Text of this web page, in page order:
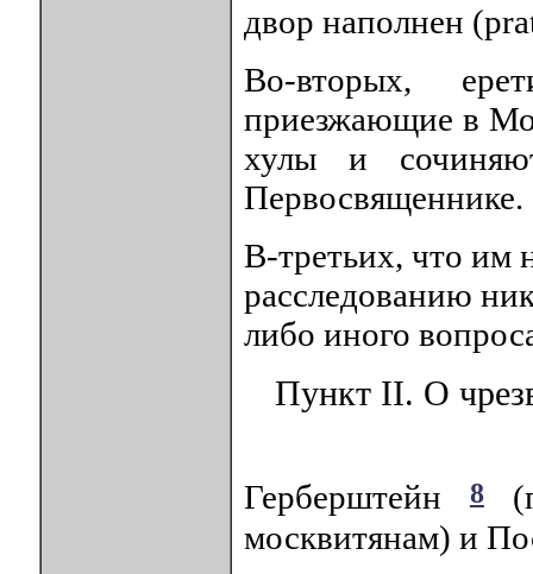
двор наполнен
Во-вторых,
приезжающие в
хулы и
Первосвященнике.
В-третьих, что им
расследованию
либо иного
Пункт II. О
Герберштейн 8
москвитянам) и